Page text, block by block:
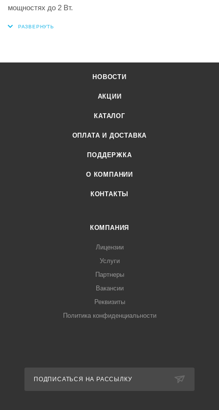
мощностях до 2 Вт.
НОВОСТИ
АКЦИИ
КАТАЛОГ
ОПЛАТА И ДОСТАВКА
ПОДДЕРЖКА
О КОМПАНИИ
КОНТАКТЫ
КОМПАНИЯ
Лицензии
Услуги
Партнеры
Вакансии
Реквизиты
Политика конфиденциальности
ПОДПИСАТЬСЯ НА РАССЫЛКУ